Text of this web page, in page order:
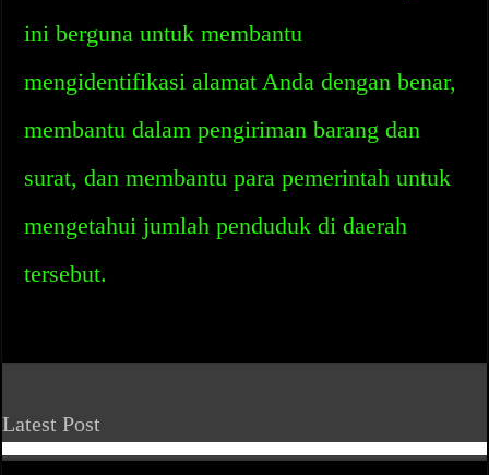
ini berguna untuk membantu
mengidentifikasi alamat Anda dengan benar,
membantu dalam pengiriman barang dan
surat, dan membantu para pemerintah untuk
mengetahui jumlah penduduk di daerah
tersebut.
Latest Post